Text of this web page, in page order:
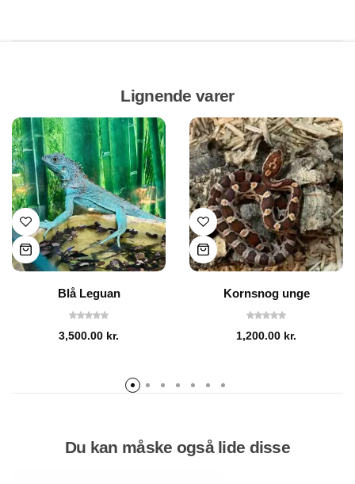
Lignende varer
Blå Leguan
3,500.00 kr.
Kornsnog unge
1,200.00 kr.
Du kan måske også lide disse